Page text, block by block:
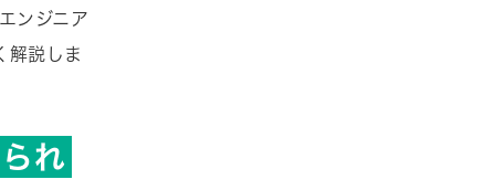
ンジニア
解説しま
れ